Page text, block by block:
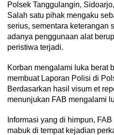
Polsek Tanggulangin,
Salah satu pihak mengaku
serius, sementara keterangan
adanya penggunaan alat
peristiwa terjadi.
Korban mengalami luka berat
membuat Laporan Polisi di
Berdasarkan hasil visum et
menunjukan FAB mengalami
Informasi yang di himpun,
mabuk di tempat kejadian